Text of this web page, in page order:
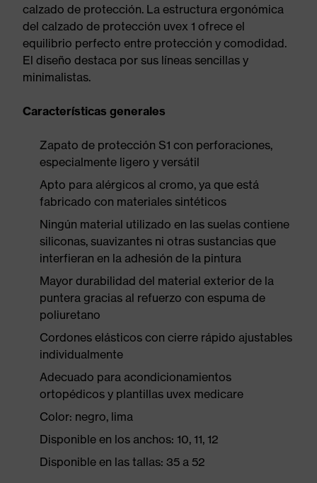
calzado de protección. La estructura ergonómica
del calzado de protección uvex 1 ofrece el
equilibrio perfecto entre protección y comodidad.
El diseño destaca por sus líneas sencillas y
minimalistas.
Características generales
Zapato de protección S1 con perforaciones,
especialmente ligero y versátil
Apto para alérgicos al cromo, ya que está
fabricado con materiales sintéticos
Ningún material utilizado en las suelas contiene
siliconas, suavizantes ni otras sustancias que
interfieran en la adhesión de la pintura
Mayor durabilidad del material exterior de la
puntera gracias al refuerzo con espuma de
poliuretano
Cordones elásticos con cierre rápido ajustables
individualmente
Adecuado para acondicionamientos
ortopédicos y plantillas uvex medicare
Color: negro, lima
Disponible en los anchos: 10, 11, 12
Disponible en las tallas: 35 a 52